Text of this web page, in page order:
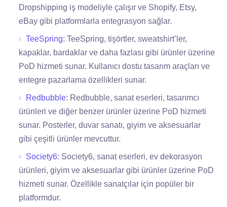
Dropshipping iş modeliyle çalışır ve Shopify, Etsy,
eBay gibi platformlarla entegrasyon sağlar.
TeeSpring: TeeSpring, tişörtler, sweatshirt’ler,
kapaklar, bardaklar ve daha fazlası gibi ürünler üzerine
PoD hizmeti sunar. Kullanıcı dostu tasarım araçları ve
entegre pazarlama özellikleri sunar.
Redbubble: Redbubble, sanat eserleri, tasarımcı
ürünleri ve diğer benzer ürünler üzerine PoD hizmeti
sunar. Posterler, duvar sanatı, giyim ve aksesuarlar
gibi çeşitli ürünler mevcuttur.
Society6: Society6, sanat eserleri, ev dekorasyon
ürünleri, giyim ve aksesuarlar gibi ürünler üzerine PoD
hizmeti sunar. Özellikle sanatçılar için popüler bir
platformdur.